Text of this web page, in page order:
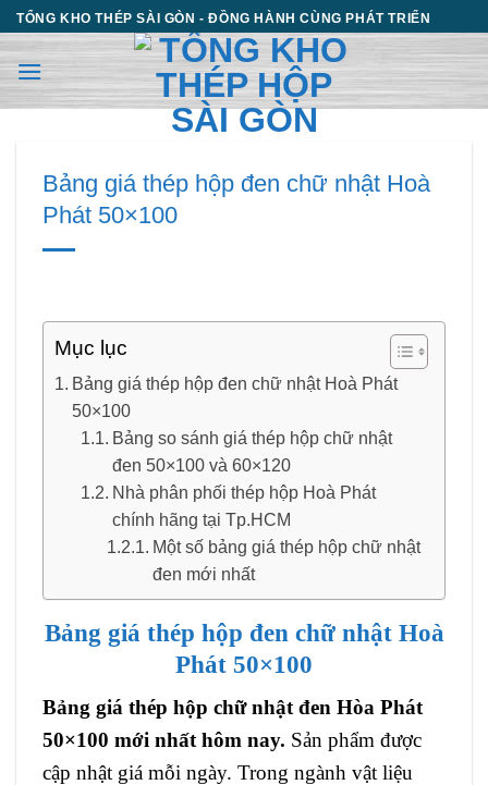
Chuyển
đến
nội
TỔNG KHO THÉP SÀI GÒN - ĐỒNG HÀNH CÙNG PHÁT TRIỂN
Bảng giá thép hộp đen chữ nhật Hoà
Phát 50×100
Mục lục
Bảng giá thép hộp đen chữ nhật Hoà Phát
50×100
Bảng so sánh giá thép hộp chữ nhật
đen 50×100 và 60×120
Nhà phân phối thép hộp Hoà Phát
chính hãng tại Tp.HCM
Một số bảng giá thép hộp chữ nhật
đen mới nhất
Bảng giá thép hộp đen chữ nhật Hoà
Phát 50×100
Bảng giá thép hộp chữ nhật đen Hòa Phát
50×100 mới nhất hôm nay. Sản phẩm được
cập nhật giá mỗi ngày. Trong ngành vật liệu